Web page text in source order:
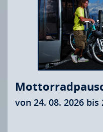
von 24. 08. 2026 bis